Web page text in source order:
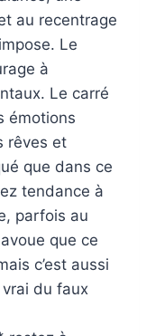
au recentrage
Le
à
Le carré
émotions
rêves et
que dans ce
tendance à
parfois au
que ce
c’est aussi
du faux